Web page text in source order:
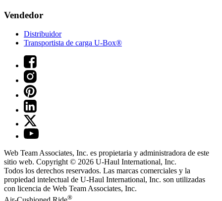
Vendedor
Distribuidor
Transportista de carga U-Box®
Web Team Associates, Inc. es propietaria y administradora de este
sitio web. Copyright © 2026 U-Haul International, Inc.
Todos los derechos reservados. Las marcas comerciales y la
propiedad intelectual de U-Haul International, Inc. son utilizadas
con licencia de Web Team Associates, Inc.
®